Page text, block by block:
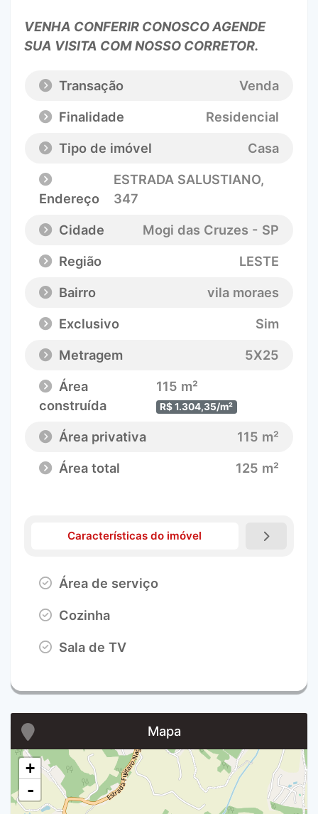
VENHA CONFERIR CONOSCO AGENDE
SUA VISITA COM NOSSO CORRETOR.
Transação
Venda
Finalidade
Residencial
Tipo de imóvel
Casa
Endereço
ESTRADA SALUSTIANO,
347
Cidade
Mogi das Cruzes - SP
Região
LESTE
Bairro
vila moraes
Exclusivo
Sim
Metragem
5X25
Área
construída
115 m²
R$ 1.304,35/m²
Área privativa
115 m²
Área total
125 m²
Características do imóvel
Área de serviço
Cozinha
Sala de TV
Mapa
+
-